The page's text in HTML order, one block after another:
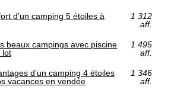
d’un camping 5 étoiles à
1 312
aff.
beaux campings avec piscine
lot
1 495
aff.
d’un camping 4 étoiles
vacances en vendée
1 346
aff.